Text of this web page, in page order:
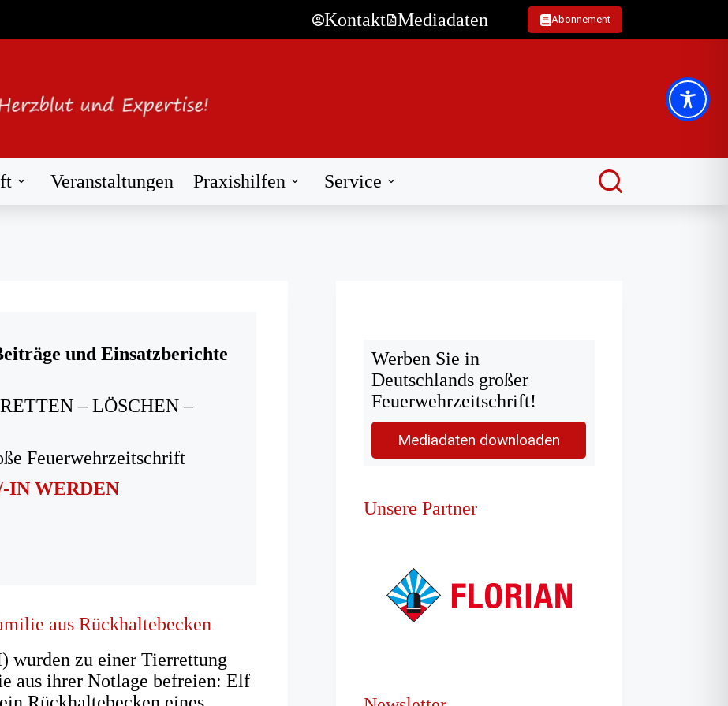
Kontakt Mediadaten Abonnement
Veranstaltungen Praxishilfen Service
und Einsatzberichte
– LÖSCHEN –
Feuerwehrzeitschrift
IN WERDEN
aus Rückhaltebecken
wurden zu einer Tierrettung
aus ihrer Notlage befreien: Elf
Rückhaltebecken eines
Werben Sie in
Deutschlands großer
Feuerwehrzeitschrift!
Mediadaten downloaden
Unsere Partner